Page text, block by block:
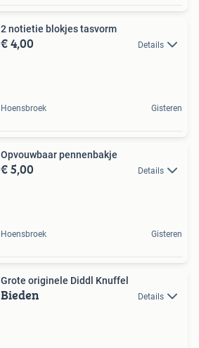
2 notietie blokjes tasvorm
€ 4,00 Details
Hoensbroek Gisteren
Opvouwbaar pennenbakje
€ 5,00 Details
Hoensbroek Gisteren
Grote originele Diddl Knuffel
Bieden Details